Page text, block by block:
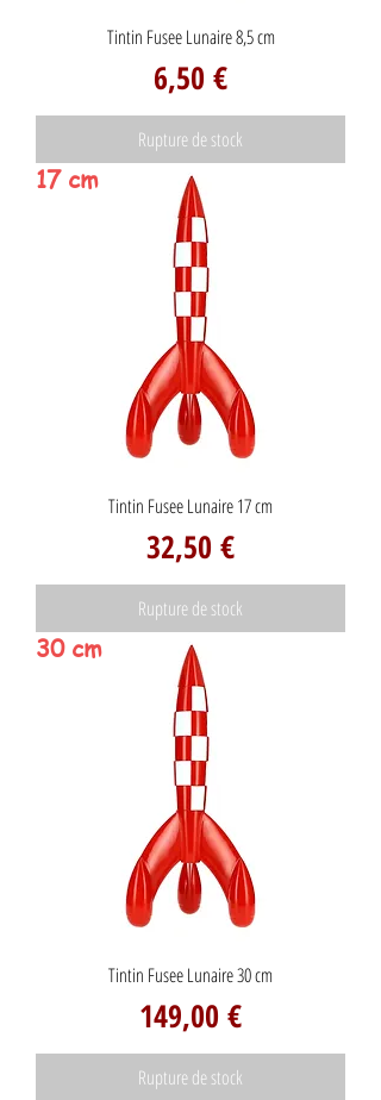
Tintin Fusee Lunaire 8,5 cm
Prix
6,50 €
Rupture de stock
17 cm
Tintin Fusee Lunaire 17 cm
Prix
32,50 €
Rupture de stock
30 cm
Tintin Fusee Lunaire 30 cm
Prix
149,00 €
Rupture de stock